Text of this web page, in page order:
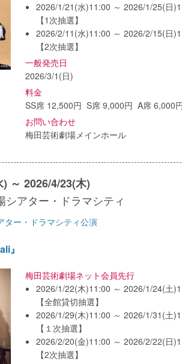
2026/1/21(水)11:00 ～ 2026/1/25(日
【1次抽選】
2026/2/11(水)11:00 ～ 2026/2/15(日
【2次抽選】
一般発売日
2026/3/1(日)
料金
SS席 12,500円 S席 9,000円 A席 6,000
お問い合わせ
梅田芸術劇場メインホール
～ 2026/4/23(木)
シアター・ドラマシティ
ター・ドラマシティ公演
』
梅田芸術劇場ネット会員先行
2026/1/22(木)11:00 ～ 2026/1/24(土
【全館貸切抽選】
2026/1/29(木)11:00 ～ 2026/1/31(土
【１次抽選】
2026/2/20(金)11:00 ～ 2026/2/22(日
【2次抽選】